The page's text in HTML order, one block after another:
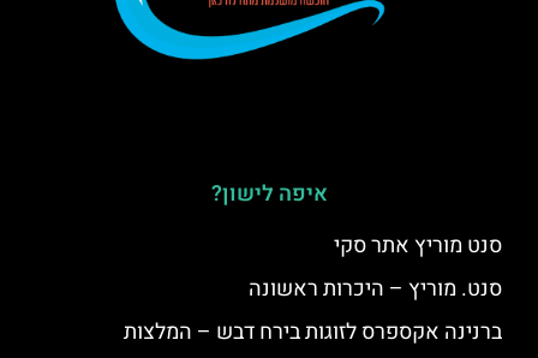
איפה לישון?
סנט מוריץ אתר סקי
סנט. מוריץ – היכרות ראשונה
ברנינה אקספרס לזוגות בירח דבש – המלצות